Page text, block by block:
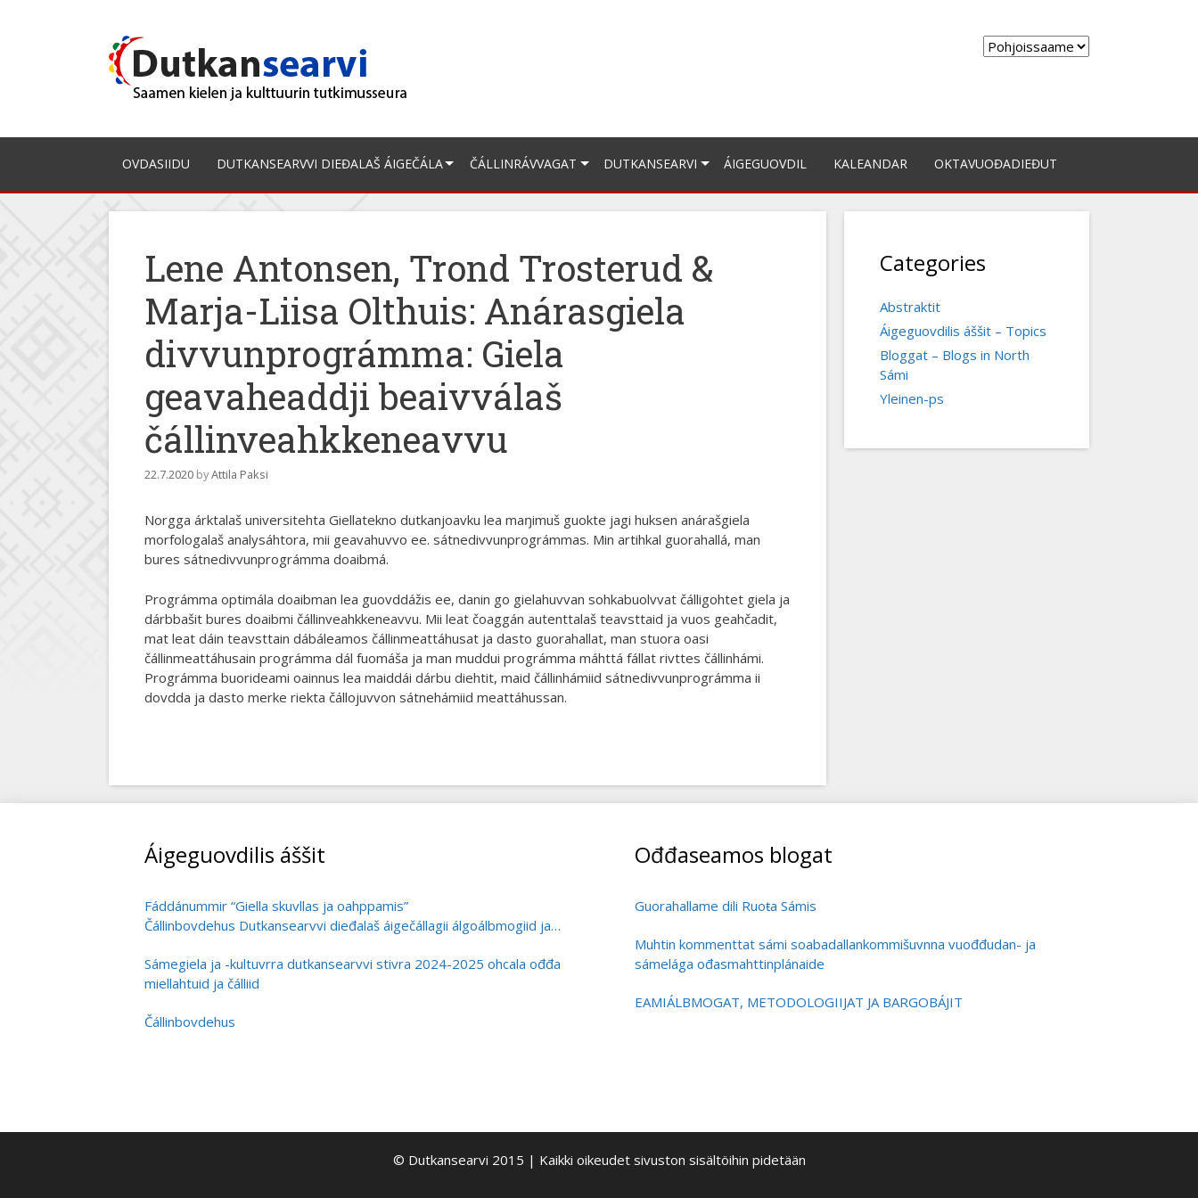
Choose
OVDASIIDU DUTKANSEARVVI DIEĐALAŠ ÁIGEČÁLA ČÁLLINRÁVVAGAT DUTKANSEARVI ÁIGEGUOVDIL KALEANDAR OKTAVUOĐADIEĐUT
Lene Antonsen, Trond Trosterud &
Marja-Liisa Olthuis: Anárasgiela
divvunprográmma: Giela
geavaheaddji beaivválaš
čállinveahkkeneavvu
22.7.2020 byAttila Paksi
Norgga árktalaš universitehta Giellatekno dutkanjoavku lea maŋimuš guokte jagi huksen anárašgiela
morfologalaš analysáhtora, mii geavahuvvo ee. sátnedivvunprográmmas. Min artihkal guorahallá, man
bures sátnedivvunprográmma doaibmá.
Prográmma optimála doaibman lea guovddážis ee, danin go gielahuvvan sohkabuolvvat čálligohtet giela ja
dárbbašit bures doaibmi čállinveahkkeneavvu. Mii leat čoaggán autenttalaš teavsttaid ja vuos geahčadit,
mat leat dáin teavsttain dábáleamos čállinmeattáhusat ja dasto guorahallat, man stuora oasi
čállinmeattáhusain prográmma dál fuomáša ja man muddui prográmma máhttá fállat rivttes čállinhámi.
Prográmma buorideami oainnus lea maiddái dárbu diehtit, maid čállinhámiid sátnedivvunprográmma ii
dovdda ja dasto merke riekta čállojuvvon sátnehámiid meattáhussan.
Categories
Abstraktit
Áigeguovdilis áššit – Topics
Bloggat – Blogs in North
Sámi
Yleinen-ps
Áigeguovdilis áššit
Fáddánummir “Giella skuvllas ja oahppamis”
Čállinbovdehus Dutkansearvvi dieđalaš áigečállagii álgoálbmogiid ja
giellaoahpahusa dutkamis
Sámegiela ja -kultuvrra dutkansearvvi stivra 2024-2025 ohcala ođđa
miellahtuid ja čálliid
Čállinbovdehus
Ođđaseamos blogat
Guorahallame dili Ruoŧa Sámis
Muhtin kommenttat sámi soabadallankommišuvnna vuođđudan- ja
sámelága ođasmahttinplánaide
EAMIÁLBMOGAT, METODOLOGIIJAT JA BARGOBÁJIT
© Dutkansearvi 2015 | Kaikki oikeudet sivuston sisältöihin pidetään